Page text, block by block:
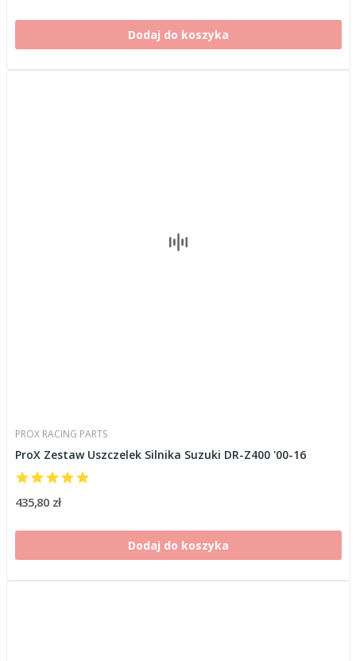
Dodaj do koszyka
PROX RACING PARTS
ProX Zestaw Uszczelek Silnika Suzuki DR-Z400 '00-16
435,80 zł
Dodaj do koszyka